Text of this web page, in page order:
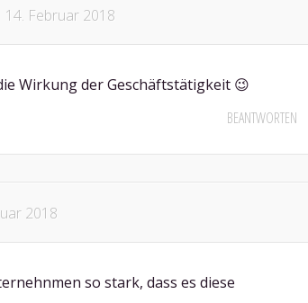
14. Februar 2018
Wirkung der Geschäftstätigkeit 😉
BEANTWORTEN
2018
so stark, dass es diese